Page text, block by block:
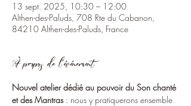
13 sept. 2025, 10:30 – 12:00
Althen-des-Paluds, 708 Rte du Cabanon,
84210 Althen-des-Paluds, France
À propos de l'événement
Nouvel atelier dédié au pouvoir du Son chanté
et des Mantras : nous y pratiquerons ensemble